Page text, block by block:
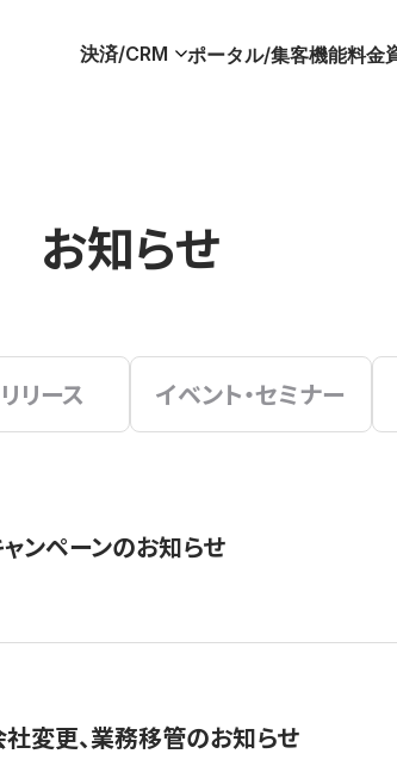
決済/CRM ポータル/集客機能料金
お知らせ
リース イベント・セミナー
ンペーンのお知らせ
社変更、業務移管のお知らせ